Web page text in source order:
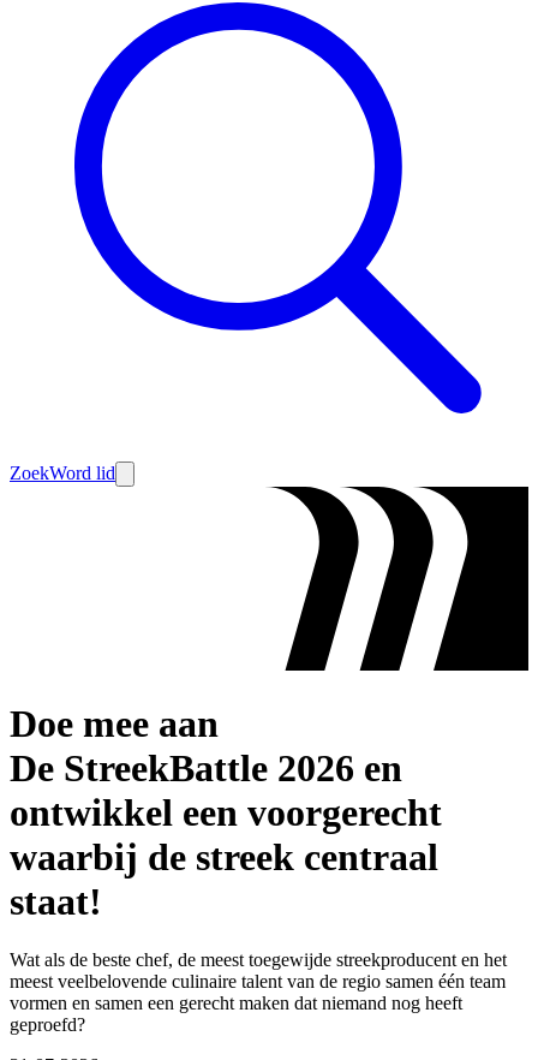
ZoekWord lid
Doe mee aan
De StreekBattle 2026 en
ontwikkel een voorgerecht
waarbij de streek centraal
staat!
Wat als de beste chef, de meest toegewijde streekproducent en het
meest veelbelovende culinaire talent van de regio samen één team
vormen en samen een gerecht maken dat niemand nog heeft
geproefd?